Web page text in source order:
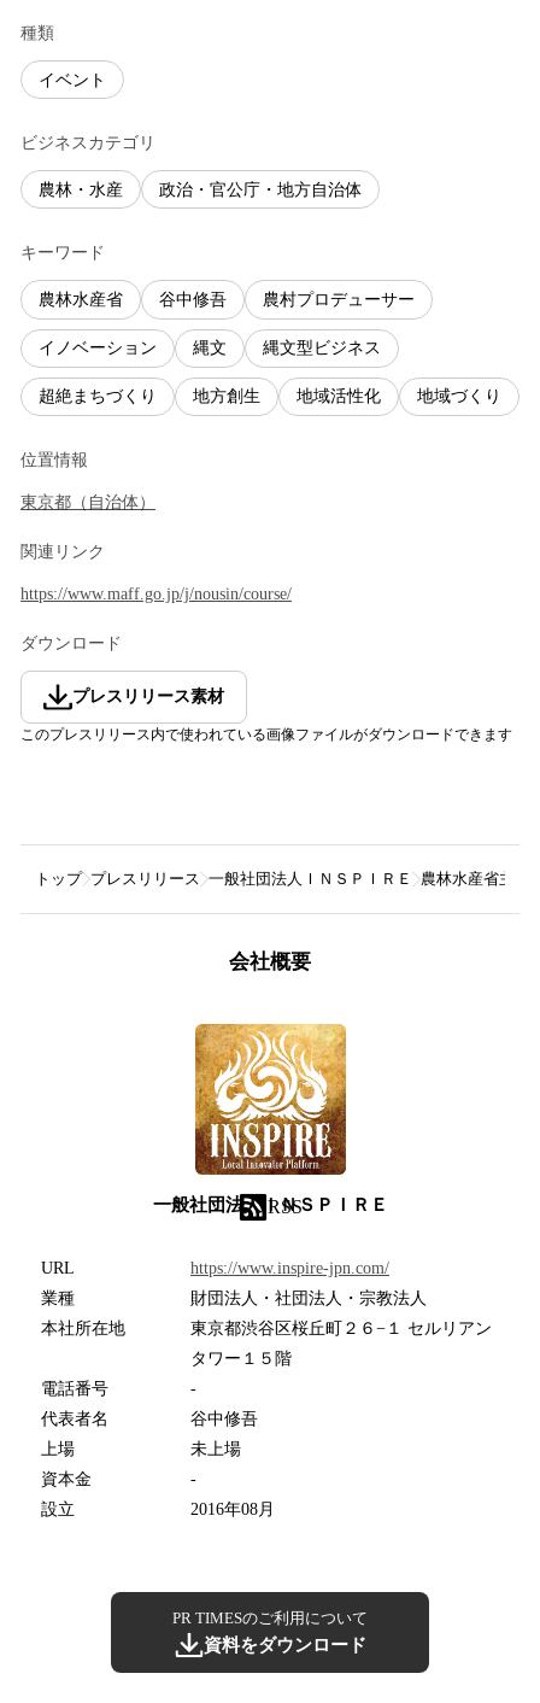
種類
イベント
ビジネスカテゴリ
農林・水産 政治・官公庁・地方自治体
キーワード
農林水産省 谷中修吾 農村プロデューサー
イノベーション 縄文 縄文型ビジネス
超絶まちづくり 地方創生 地域活性化 地域づくり
位置情報
東京都 （ 自治体）
関連リンク
https://www.maff.go.jp/j/nousin/course/
ダウンロード
プレスリリース素材
このプレスリリース内で使われている画像ファイルがダウンロードできます
トップ プレスリリース 一般社団法人ＩＮＳＰＩＲＥ 農林水産省主催
会社概要
一般社団法人ＩＮＳＰＩＲＥ
RSS
URL
https://www.inspire-jpn.com/
業種
財団法人・社団法人・宗教法人
本社所在地
東京都渋谷区桜丘町２６−１ セルリアン
タワー１５階
電話番号
-
代表者名
谷中修吾
上場
未上場
資本金
-
設立
2016年08月
PR TIMESのご利用について
資料をダウンロード